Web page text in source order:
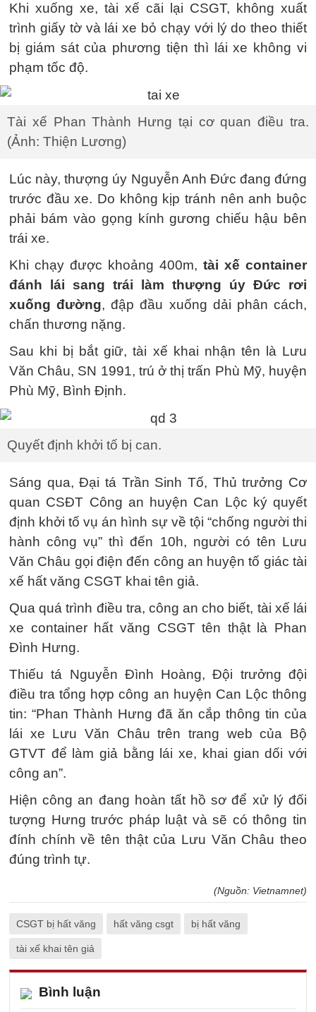
Khi xuống xe, tài xế cãi lại CSGT, không xuất
trình giấy tờ và lái xe bỏ chạy với lý do theo thiết
bị giám sát của phương tiện thì lái xe không vi
phạm tốc độ.
Tài xế Phan Thành Hưng tại cơ quan điều tra.
(Ảnh: Thiện Lương)
Lúc này, thượng úy Nguyễn Anh Đức đang đứng
trước đầu xe. Do không kịp tránh nên anh buộc
phải bám vào gọng kính gương chiếu hậu bên
trái xe.
Khi chạy được khoảng 400m, tài xế container
đánh lái sang trái làm thượng úy Đức rơi
xuống đường, đập đầu xuống dải phân cách,
chấn thương nặng.
Sau khi bị bắt giữ, tài xế khai nhận tên là Lưu
Văn Châu, SN 1991, trú ở thị trấn Phù Mỹ, huyện
Phù Mỹ, Bình Định.
Quyết định khởi tố bị can.
Sáng qua, Đại tá Trần Sinh Tố, Thủ trưởng Cơ
quan CSĐT Công an huyện Can Lộc ký quyết
định khởi tố vụ án hình sự về tội “chống người thi
hành công vụ” thì đến 10h, người có tên Lưu
Văn Châu gọi điện đến công an huyện tố giác tài
xế hất văng CSGT khai tên giả.
Qua quá trình điều tra, công an cho biết, tài xế lái
xe container hất văng CSGT tên thật là Phan
Đình Hưng.
Thiếu tá Nguyễn Đình Hoàng, Đội trưởng đội
điều tra tổng hợp công an huyện Can Lộc thông
tin: “Phan Thành Hưng đã ăn cắp thông tin của
lái xe Lưu Văn Châu trên trang web của Bộ
GTVT để làm giả bằng lái xe, khai gian dối với
công an”.
Hiện công an đang hoàn tất hồ sơ để xử lý đối
tượng Hưng trước pháp luật và sẽ có thông tin
đính chính về tên thật của Lưu Văn Châu theo
đúng trình tự.
(Nguồn: Vietnamnet)
CSGT bị hất văng hất văng csgt bị hất văng
tài xế khai tên giả
Bình luận